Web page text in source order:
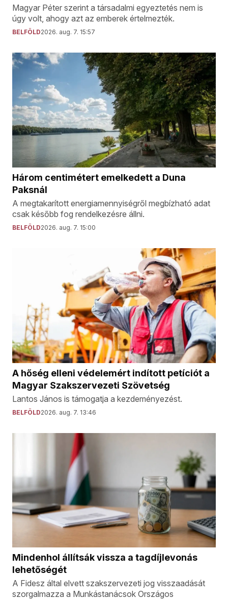
Magyar Péter szerint a társadalmi egyeztetés nem is
úgy volt, ahogy azt az emberek értelmezték.
BELFÖLD2026. aug. 7. 15:57
Három centimétert emelkedett a Duna
Paksnál
A megtakarított energiamennyiségről megbízható adat
csak később fog rendelkezésre állni.
BELFÖLD2026. aug. 7. 15:00
A hőség elleni védelemért indított petíciót a
Magyar Szakszervezeti Szövetség
Lantos János is támogatja a kezdeményezést.
BELFÖLD2026. aug. 7. 13:46
Mindenhol állítsák vissza a tagdíjlevonás
lehetőségét
A Fidesz által elvett szakszervezeti jog visszaadását
szorgalmazza a Munkástanácsok Országos